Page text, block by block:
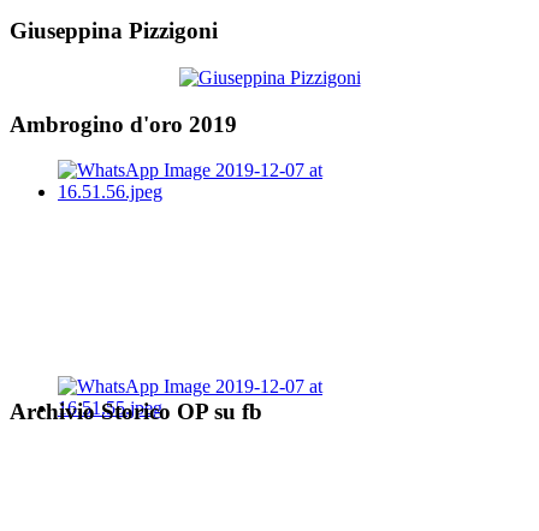
Giuseppina Pizzigoni
Ambrogino d'oro 2019
Archivio Storico OP su fb